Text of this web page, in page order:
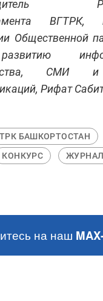
ВГТРК,
Общественной
СМИ и
Рифат
БАШКОРТОСТАН
КОНКУРС
на наш